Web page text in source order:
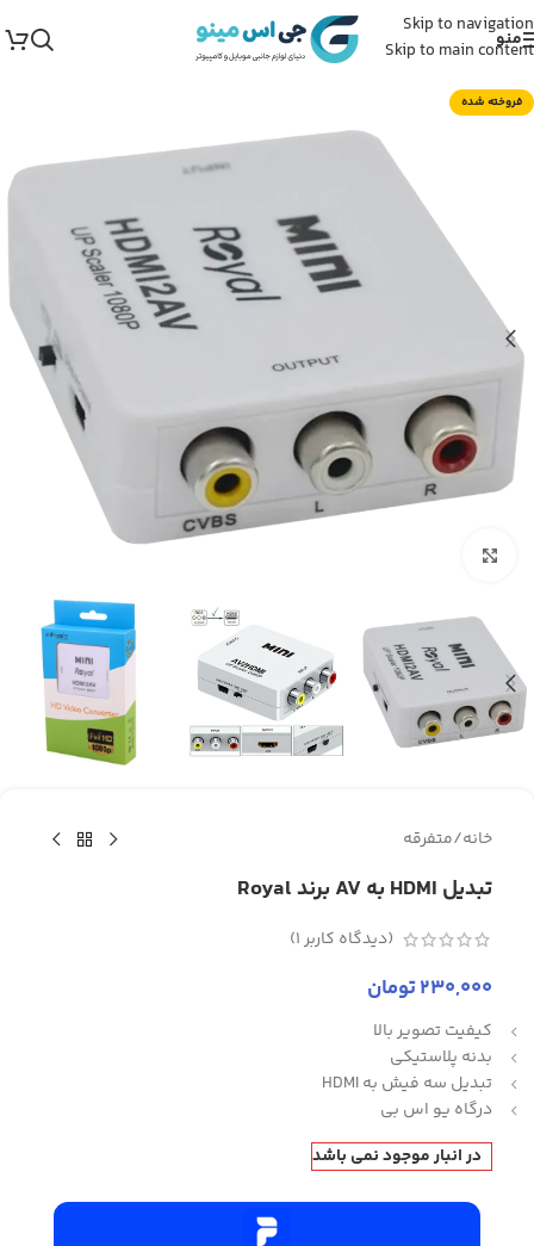
Skip to navigation
Skip to main content
منو
فروخته شده
خانه/متفرقه
تبدیل HDMI به AV برند Royal
(دیدگاه کاربر1
)
230,000تومان
کیفیت تصویر بالا
بدنه پلاستیکی
تبدیل سه فیش به HDMI
درگاه یو اس بی
در انبار موجود نمی باشد